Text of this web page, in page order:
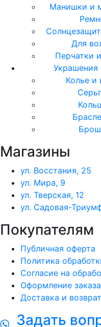
Манишки и
Для
Перчатки
Украшения
Колье и
Магазины
ул. Восстания, 25
ул. Мира, 9
ул. Тверская, 12
ул. Садовая-
Покупателям
Публичная оферта
Политика
Согласие на
Оформление
Доставка и возврат
Задать